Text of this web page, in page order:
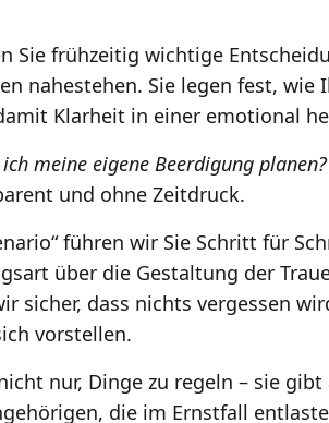
Sie frühzeitig wichtige
nahestehen. Sie legen fest, wie
Klarheit in einer emotional
meine eigene Beerdigung planen?
und ohne Zeitdruck.
führen wir Sie Schritt für
über die Gestaltung der
sicher, dass nichts vergessen
vorstellen.
nur, Dinge zu regeln – sie
die im Ernstfall